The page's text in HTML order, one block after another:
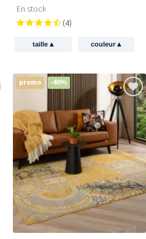
En stock
(4)
taille▴ couleur▴
promo -40%